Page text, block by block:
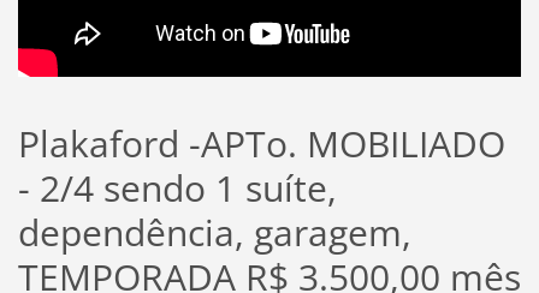
Plakaford -APTo. MOBILIADO
- 2/4 sendo 1 suíte,
dependência, garagem,
TEMPORADA R$ 3.500,00 mês